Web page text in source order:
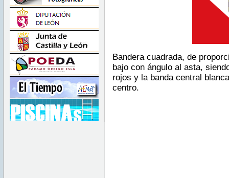
Bandera cuadrada, de
bajo con ángulo al asta,
rojos y la banda central
centro.